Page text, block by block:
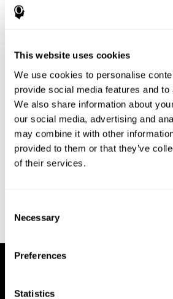
This website uses cookies
We use cookies to personalise
provide social media features and
We also share information about
our social media, advertising and
may combine it with other
provided to them or that they’ve
of their services.
Selection
Necessary
Preferences
Statistics
Le cerveau d'Albert Einstein était
Références
Evelyn Shatil, Jaroslava Mikulecká,
Burěs - Novel Television-Based Cognitive
Working Memory and Executive Function -
travail ? Une comparaison entre les